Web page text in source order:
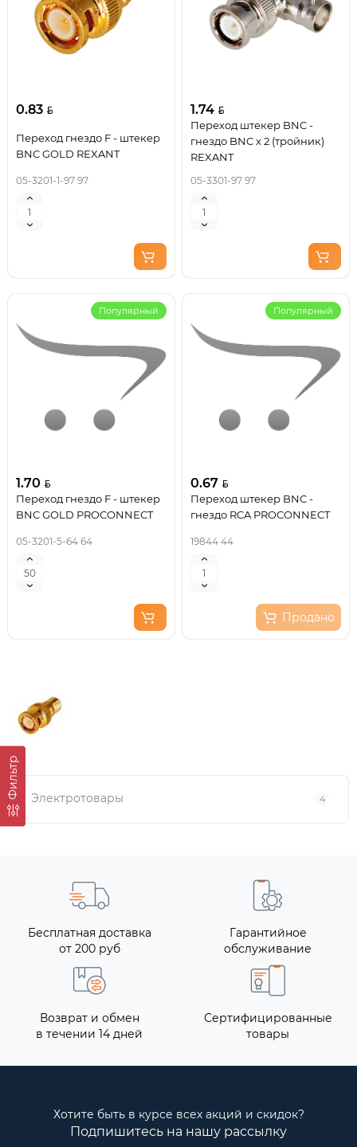
Фильтр
0.83
Переход гнездо F - штекер
BNC GOLD REXANT
05-3201-1-97 97
1.74
Переход штекер BNC -
гнездо BNC x 2 (тройник)
REXANT
05-3301-97 97
Популярный
1.70
Переход гнездо F - штекер
BNC GOLD PROCONNECT
05-3201-5-64 64
Популярный
0.67
Переход штекер BNC -
гнездо RCA PROCONNECT
19844 44
Продано
Электротовары 4
Бесплатная доставка
от 200 руб
Гарантийное
обслуживание
Возврат и обмен
в течении 14 дней
Сертифицированные
товары
Хотите быть в курсе всех акций и скидок?
Подпишитесь на нашу рассылку